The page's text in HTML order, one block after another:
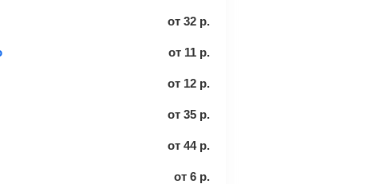
от 32 р.
от 11 р.
от 12 р.
от 35 р.
от 44 р.
от 6 р.